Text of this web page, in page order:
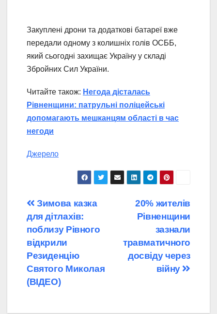
Закуплені дрони та додаткові батареї вже
передали одному з колишніх голів ОСББ,
який сьогодні захищає Україну у складі
Збройних Сил України.
Читайте також: Негода дісталась
Рівненщини: патрульні поліцейські
допомагають мешканцям області в час
негоди
Джерело
Навігація
записів
20% жителів
Рівненщини
зазнали
травматичного
досвіду через
війну
Зимова казка
для дітлахів:
поблизу Рівного
відкрили
Резиденцію
Святого Миколая
(ВІДЕО)